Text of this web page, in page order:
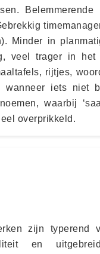
Minder in
veel trager in
rijtjes,
wanneer iets niet
waarbij
overprikkeld.
zijn typerend
en